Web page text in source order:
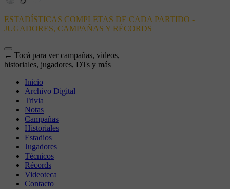
ESTADÍSTICAS COMPLETAS DE CADA PARTIDO -
JUGADORES, CAMPAÑAS Y RÉCORDS
← Tocá para ver campañas, videos,
historiales, jugadores, DTs y más
Inicio
Archivo Digital
Trivia
Notas
Campañas
Historiales
Estadios
Jugadores
Técnicos
Récords
Videoteca
Contacto